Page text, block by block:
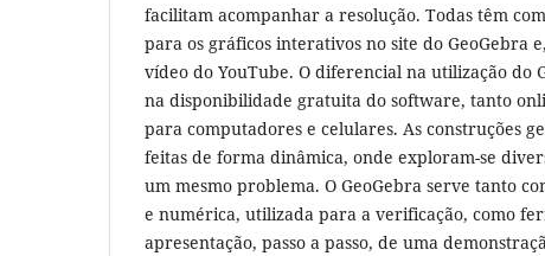
facilitam acompanhar a resolução. Todas têm
para os gráficos interativos no site do GeoGebra
vídeo do YouTube. O diferencial na utilização do
na disponibilidade gratuita do software, tanto
para computadores e celulares. As construções
feitas de forma dinâmica, onde exploram-se
um mesmo problema. O GeoGebra serve tanto
e numérica, utilizada para a verificação, como
apresentação, passo a passo, de uma